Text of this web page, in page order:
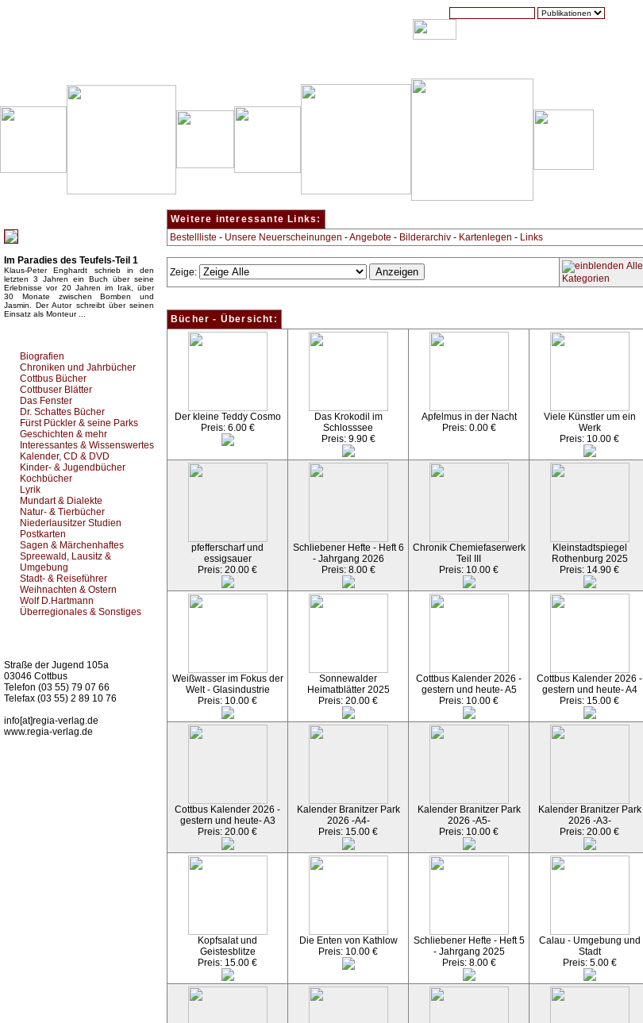
Im Paradies des Teufels-Teil 1
Klaus-Peter Enghardt schrieb in den
letzten 3 Jahren ein Buch über seine
Erlebnisse vor 20 Jahren im Irak, über
30 Monate zwischen Bomben und
Jasmin. Der Autor schreibt über seinen
Einsatz als Monteur ...
Biografien
Chroniken und Jahrbücher
Cottbus Bücher
Cottbuser Blätter
Das Fenster
Dr. Schattes Bücher
Fürst Pückler & seine Parks
Geschichten & mehr
Interessantes & Wissenswertes
Kalender, CD & DVD
Kinder- & Jugendbücher
Kochbücher
Lyrik
Mundart & Dialekte
Natur- & Tierbücher
Niederlausitzer Studien
Postkarten
Sagen & Märchenhaftes
Spreewald, Lausitz &
Umgebung
Stadt- & Reiseführer
Weihnachten & Ostern
Wolf D.Hartmann
Überregionales & Sonstiges
Straße der Jugend 105a
03046 Cottbus
Telefon (03 55) 79 07 66
Telefax (03 55) 2 89 10 76
info[at]regia-verlag.de
www.regia-verlag.de
Weitere interessante Links:
Bestellliste - Unsere Neuerscheinungen -Angebote - Bilderarchiv - Kartenlegen - Links
Zeige:
Alle
Kategorien
Bücher - Übersicht:
Der kleine Teddy Cosmo
Preis: 6.00 €
Das Krokodil im
Schlosssee
Preis: 9.90 €
Apfelmus in der Nacht
Preis: 0.00 €
Viele Künstler um ein
Werk
Preis: 10.00 €
pfefferscharf und
essigsauer
Preis: 20.00 €
Schliebener Hefte - Heft 6
- Jahrgang 2026
Preis: 8.00 €
Chronik Chemiefaserwerk
Teil III
Preis: 10.00 €
Kleinstadtspiegel
Rothenburg 2025
Preis: 14.90 €
Weißwasser im Fokus der
Welt - Glasindustrie
Preis: 10.00 €
Sonnewalder
Heimatblätter 2025
Preis: 20.00 €
Cottbus Kalender 2026 -
gestern und heute- A5
Preis: 10.00 €
Cottbus Kalender 2026 -
gestern und heute- A4
Preis: 15.00 €
Cottbus Kalender 2026 -
gestern und heute- A3
Preis: 20.00 €
Kalender Branitzer Park
2026 -A4-
Preis: 15.00 €
Kalender Branitzer Park
2026 -A5-
Preis: 10.00 €
Kalender Branitzer Park
2026 -A3-
Preis: 20.00 €
Kopfsalat und
Geistesblitze
Preis: 15.00 €
Die Enten von Kathlow
Preis: 10.00 €
Schliebener Hefte - Heft 5
- Jahrgang 2025
Preis: 8.00 €
Calau - Umgebung und
Stadt
Preis: 5.00 €